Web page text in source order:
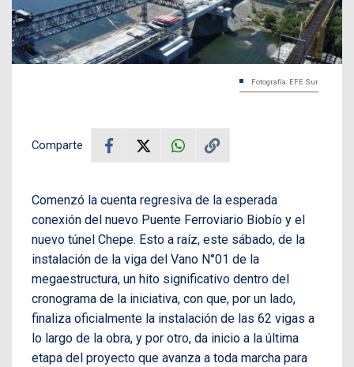
Fotografía: EFE Sur
Comparte
Comenzó la cuenta regresiva de la esperada
conexión del nuevo Puente Ferroviario Biobío y el
nuevo túnel Chepe. Esto a raíz, este sábado, de la
instalación de la viga del Vano N°01 de la
megaestructura, un hito significativo dentro del
cronograma de la iniciativa, con que, por un lado,
finaliza oficialmente la instalación de las 62 vigas a
lo largo de la obra, y por otro, da inicio a la última
etapa del proyecto que avanza a toda marcha para